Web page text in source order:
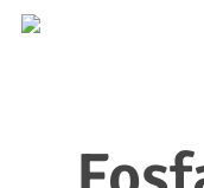
Skip